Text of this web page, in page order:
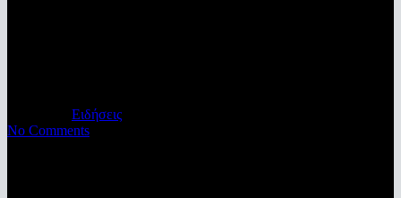
Ειδήσεις
No Comments